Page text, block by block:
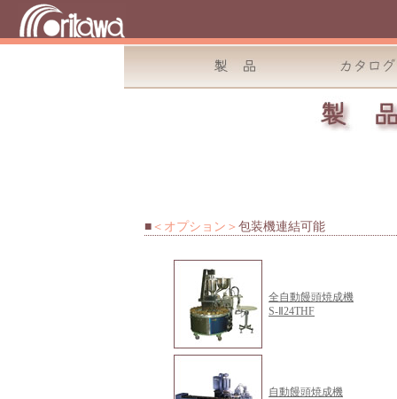
■＜オプション＞ 包装機連結可能
全自動饅頭焼成機
S-Ⅱ24THF
自動饅頭焼成機